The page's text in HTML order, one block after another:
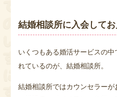
結婚相談所に入会して
いくつもある婚活サービスの中
れているのが、結婚相談所。
結婚相談所ではカウンセラー